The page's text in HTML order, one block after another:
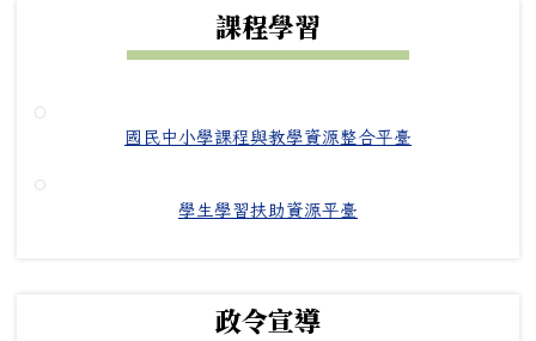
課程學習
國民中小學課程與教學資源整合平臺
學生學習扶助資源平臺
政令宣導